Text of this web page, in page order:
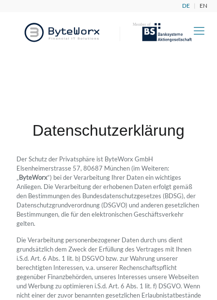
DE | EN
Datenschutzerklärung
Der Schutz der Privatsphäre ist ByteWorx GmbH
Elsenheimerstrasse 57, 80687 München (im Weiteren:
„ByteWorx“) bei der Verarbeitung Ihrer Daten ein wichtiges
Anliegen. Die Verarbeitung der erhobenen Daten erfolgt gemäß
den Bestimmungen des Bundesdatenschutzgesetzes (BDSG), der
Datenschutzgrundverordnung (DSGVO) und anderen gesetzlichen
Bestimmungen, die für den elektronischen Geschäftsverkehr
gelten.
Die Verarbeitung personenbezogener Daten durch uns dient
grundsätzlich dem Zweck der Erfüllung des Vertrages mit Ihnen
i.S.d. Art. 6 Abs. 1 lit. b) DSGVO bzw. zur Wahrung unserer
berechtigten Interessen, v.a. unserer Rechenschaftspflicht
gegenüber Finanzbehörden, unseres Interesses unsere Webseiten
und Werbung zu optimieren i.S.d. Art. 6 Abs. 1 lit. f) DSGVO. Wenn
nicht einer der zuvor benannten gesetzlichen Erlaubnistatbestände